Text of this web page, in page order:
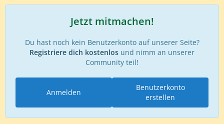
Jetzt mitmachen!
Du hast noch kein Benutzerkonto auf unserer Seite?
Registriere dich kostenlos und nimm an unserer
Community teil!
Benutzerkonto
erstellen
Anmelden